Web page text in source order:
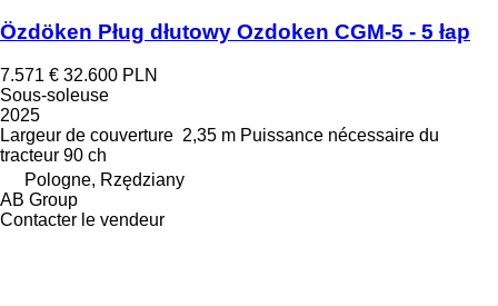
Özdöken Pług dłutowy Ozdoken CGM-5 - 5 łap
7.571 € 32.600 PLN
Sous-soleuse
2025
Largeur de couverture 2,35 m Puissance nécessaire du
tracteur 90 ch
Pologne, Rzędziany
AB Group
Contacter le vendeur